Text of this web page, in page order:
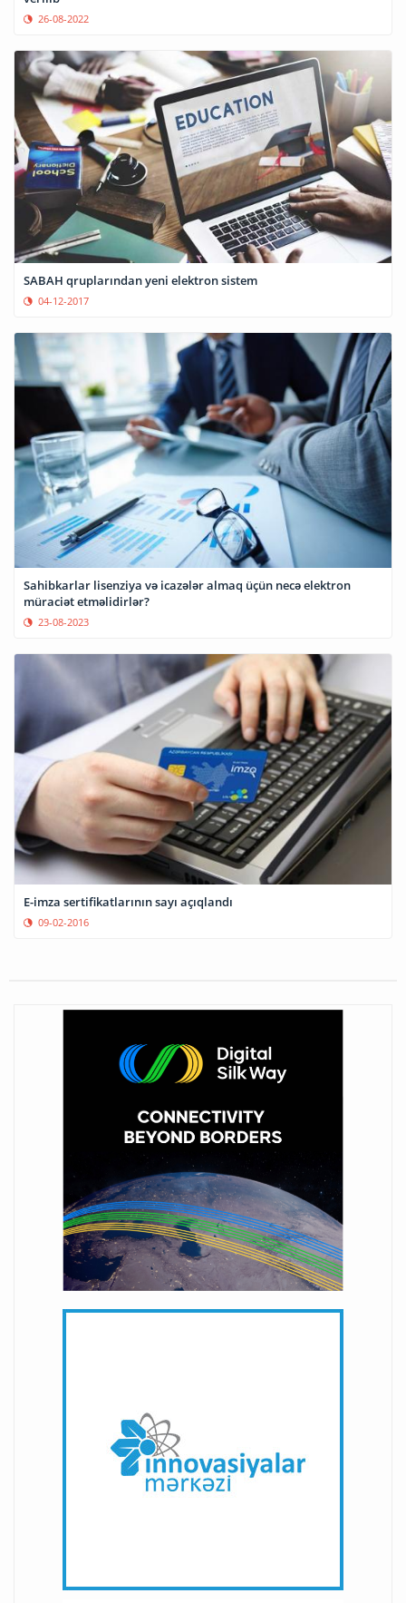
26-08-2022
SABAH qruplarından yeni elektron sistem
04-12-2017
Sahibkarlar lisenziya və icazələr almaq üçün necə elektron
müraciət etməlidirlər?
23-08-2023
E-imza sertifikatlarının sayı açıqlandı
09-02-2016